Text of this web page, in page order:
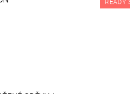
READY